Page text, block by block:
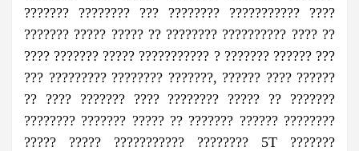
??????? ???????? ??? ???????? ??????????? ????
??????? ????? ????? ?? ???????? ?????????? ???? ??
???? ??????? ????? ??????????? ? ??????? ?????? ???
??? ????????? ???????? ???????, ?????? ???? ??????
?? ???? ??????? ???? ???????? ????? ?? ???????
???????? ??????? ????? ?? ??????? ?????? ????????
????? ????? ??????????? ???????? 5T ???????